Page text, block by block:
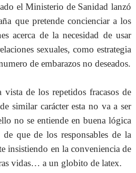
el Ministerio de Sanidad lanzó
que pretende concienciar a los
acerca de la necesidad de usar
sexuales, como estrategia
de embarazos no deseados.
vista de los repetidos fracasos de
similar carácter esta no va a ser
no se entiende en buena lógica
que de los responsables de la
insistiendo en la conveniencia de
vidas… a un globito de latex.